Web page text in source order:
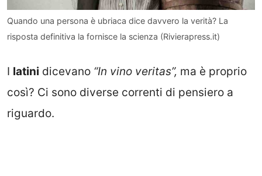
Quando una persona è ubriaca dice davvero la verità? La
risposta definitiva la fornisce la scienza (Rivierapress.it)
I latini dicevano “In vino veritas”, ma è proprio
così? Ci sono diverse correnti di pensiero a
riguardo.